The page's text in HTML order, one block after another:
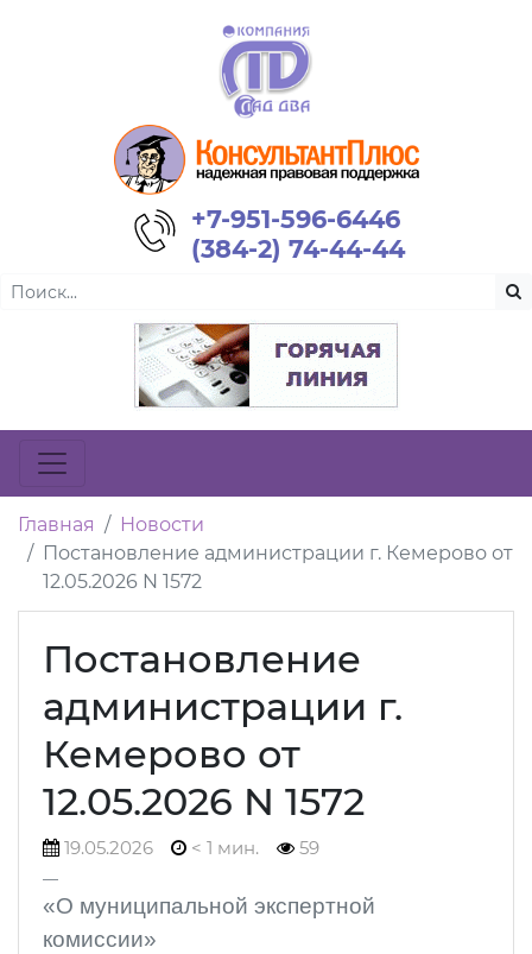
+7-951-596-6446
(384-2) 74-44-44
Главная
Новости
Постановление администрации г. Кемерово от
12.05.2026 N 1572
Постановление
администрации г.
Кемерово от
12.05.2026 N 1572
19.05.2026 < 1 мин. 59
«О муниципальной экспертной
комиссии»